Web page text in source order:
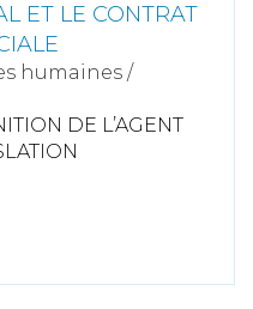
ET LE CONTRAT
humaines /
DE L’AGENT